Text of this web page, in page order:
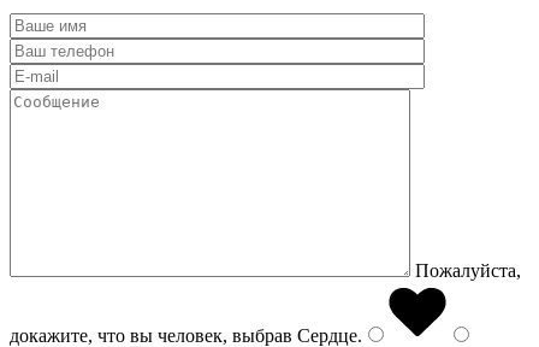
Пожалуйста,
докажите, что вы человек, выбрав Сердце.